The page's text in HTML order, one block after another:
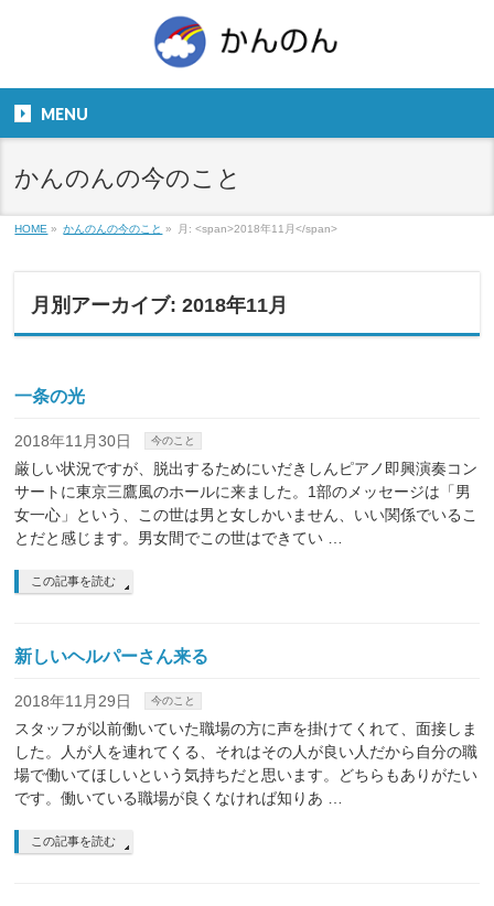
９：００～１８：００
MENU
かんのんの今のこと
HOME » かんのんの今のこと » 月: <span>2018年11月</span>
月別アーカイブ: 2018年11月
一条の光
2018年11月30日 今のこと
厳しい状況ですが、脱出するためにいだきしんピアノ即興演奏コン
サートに東京三鷹風のホールに来ました。1部のメッセージは「男
女一心」という、この世は男と女しかいません、いい関係でいるこ
とだと感じます。男女間でこの世はできてい …
この記事を読む
新しいヘルパーさん来る
2018年11月29日 今のこと
スタッフが以前働いていた職場の方に声を掛けてくれて、面接しま
した。人が人を連れてくる、それはその人が良い人だから自分の職
場で働いてほしいという気持ちだと思います。どちらもありがたい
です。働いている職場が良くなければ知りあ …
この記事を読む